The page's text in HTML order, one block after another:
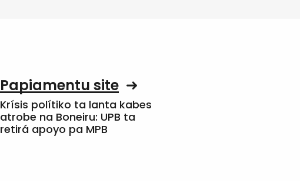
Papiamentu site
Krísis polítiko ta lanta kabes
atrobe na Boneiru: UPB ta
retirá apoyo pa MPB